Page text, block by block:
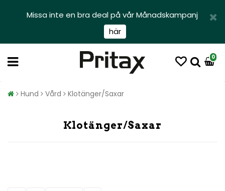
Missa inte en bra deal på vår Månadskampanj
här
0
Hund Vård Klotänger/Saxar
Klotänger/Saxar